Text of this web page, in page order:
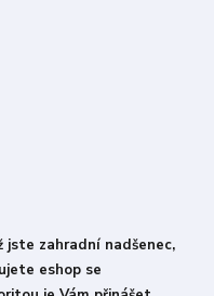
jste zahradní nadšenec,
eshop se